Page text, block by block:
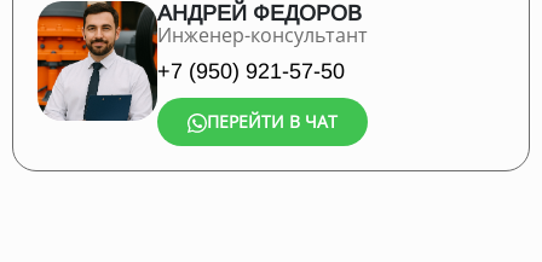
АНДРЕЙ ФЕДОРОВ
Инженер-консультант
+7 (950) 921-57-50
ПЕРЕЙТИ В ЧАТ